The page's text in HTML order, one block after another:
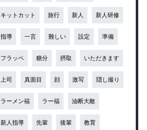
キットカット 旅行 新人 新人研修
指導 一言 難しい 設定 準備
フラッペ 糖分 摂取 いただきます
上司 真面目 顔 激写 隠し撮り
ラーメン福 ラー福 油断大敵
新人指導 先輩 後輩 教育